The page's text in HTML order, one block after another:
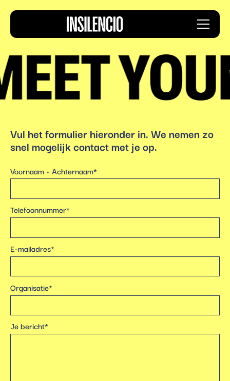
Insilencio
logo
Menu
YOU
Vul het formulier hieronder in. We nemen zo
snel mogelijk contact met je op.
Voornaam + Achternaam*
Telefoonnummer*
E-mailadres*
Organisatie*
Je bericht*